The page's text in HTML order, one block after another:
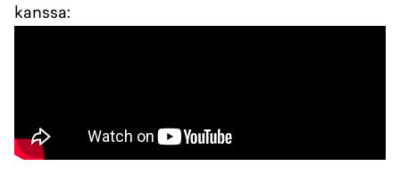
kanssa: